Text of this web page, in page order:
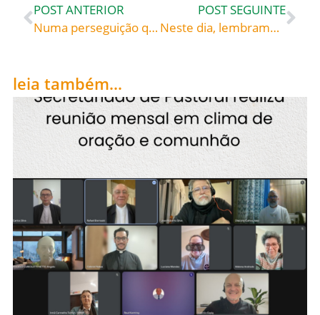
POST ANTERIOR
Numa perseguição que se desencadeou em Cartago, foram presos nesta cidade cinco catecúmenos, entre os quais uma escrava chamada Felicidade e uma mulher, ainda nova e de posição, chamada Perpétua: Santas Perpétua e Felicidade – Mártires do segundo século, celebradas hoje, 7, rogai por todos nós!
POST SEGUINTE
Neste dia, lembramos a vida de João Cidade que depois de viver longa aventura distante de Deus, aventurou-se ao Evangelho e hoje, é aclamado como São João de Deus, o patrono dos hospitais: São João de Deus – Patrono dos hospitais, celebrado hoje, 08, roga por todos nós!
leia também...